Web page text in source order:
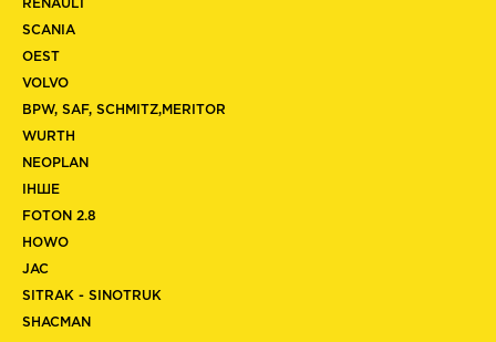
RENAULT
SCANIA
OEST
VOLVO
BPW, SAF, SCHMITZ,MERITOR
WURTH
NEOPLAN
ІНШЕ
FOTON 2.8
HOWO
JAC
SITRAK - SINOTRUK
SHACMAN